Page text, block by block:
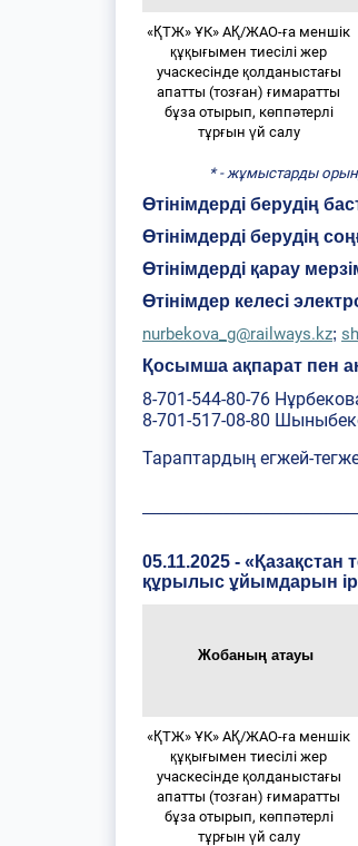
«ҚТЖ» ҰК» АҚ/ЖАО-ға меншік
құқығымен тиесілі жер
учаскесінде қолданыстағы
апатты (тозған) ғимаратты
бұза отырып, көппәтерлі
тұрғын үй салу
* - жұмыстарды
Өтінімдерді берудің
Өтінімдерді берудің
Өтінімдерді қарау
Өтінімдер келесі
nurbekova_g@railways.kz;
Қосымша ақпарат пен
8-701-544-80-76
8-701-517-08-80
Тараптардың егжей-
05.11.2025 -
құрылыс ұйымдарын
Жобаның атауы
«ҚТЖ» ҰК» АҚ/ЖАО-ға меншік
құқығымен тиесілі жер
учаскесінде қолданыстағы
апатты (тозған) ғимаратты
бұза отырып, көппәтерлі
тұрғын үй салу